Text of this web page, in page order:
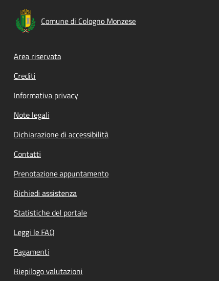
Comune di Cologno Monzese
Footer menu
Area riservata
Crediti
Informativa privacy
Note legali
Dichiarazione di accessibilità
Contatti
Prenotazione appuntamento
Richiedi assistenza
Statistiche del portale
Leggi le FAQ
Pagamenti
Riepilogo valutazioni